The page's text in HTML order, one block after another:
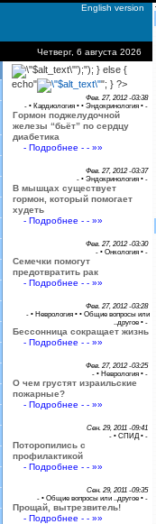
English version
Четверг, 6 августа 2026
');"); } else {
echo"
"; } ?>
Фев. 27, 2012 -03:38
- • Кардиология • • Эндокринология • -
Гормон поджелудочной
железы “бьёт” по сердцу
диабетика
- Подробнее - - »»
Фев. 27, 2012 -03:37
- • Эндокринология • -
В мышцах существует
гормон, который помогает
худеть
- Подробнее - - »»
Фев. 27, 2012 -03:30
- • Онкология • -
Семечки помогут
предотвратить рак
- Подробнее - - »»
Фев. 27, 2012 -03:28
- • Неврология • • Общие вопросы или
..другое • -
Бессонница сокращает жизнь
- Подробнее - - »»
Фев. 27, 2012 -03:25
- • Неврология • -
О чем грустят израильские
пожарные?
- Подробнее - - »»
Сен. 29, 2011 -09:41
- • СПИД• -
Поторопились с
профилактикой
- Подробнее - - »»
Сен. 29, 2011 -09:35
- • Общие вопросы или ..другое • -
Прощай, вытрезвитель!
- Подробнее - - »»